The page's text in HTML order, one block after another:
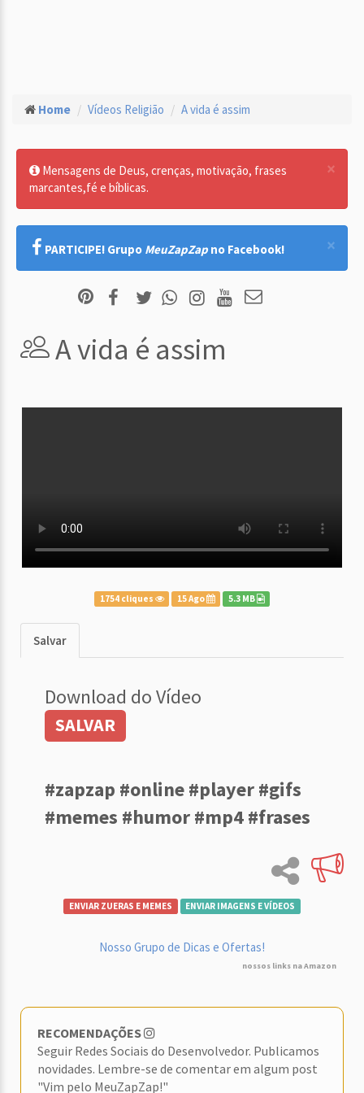
Home Vídeos Religião A vida é assim
×
Mensagens de Deus, crenças, motivação, frases
marcantes,fé e bíblicas.
×
PARTICIPE! Grupo MeuZapZap no Facebook!
A vida é assim
1754 cliques 15 Ago 5.3 MB
Salvar
Download do Vídeo
SALVAR
#zapzap #online #player #gifs
#memes #humor #mp4 #frases
ENVIAR ZUERAS E MEMES ENVIAR IMAGENS E VÍDEOS
Nosso Grupo de Dicas e Ofertas!
nossos links na Amazon
RECOMENDAÇÕES
Seguir Redes Sociais do Desenvolvedor. Publicamos
novidades. Lembre-se de comentar em algum post
"Vim pelo MeuZapZap!"